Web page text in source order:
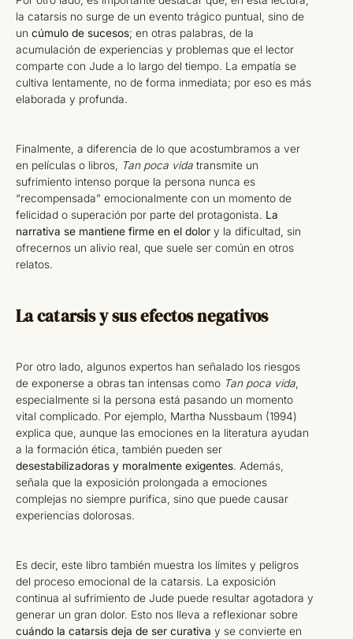
la catarsis no surge de un evento trágico puntual, sino de
un cúmulo de sucesos; en otras palabras, de la
acumulación de experiencias y problemas que el lector
comparte con Jude a lo largo del tiempo. La empatía se
cultiva lentamente, no de forma inmediata; por eso es más
elaborada y profunda.
Finalmente, a diferencia de lo que acostumbramos a ver
en películas o libros, Tan poca vida transmite un
sufrimiento intenso porque la persona nunca es
“recompensada” emocionalmente con un momento de
felicidad o superación por parte del protagonista. La
narrativa se mantiene firme en el dolor y la dificultad, sin
ofrecernos un alivio real, que suele ser común en otros
relatos.
La catarsis y sus efectos negativos
Por otro lado, algunos expertos han señalado los riesgos
de exponerse a obras tan intensas como Tan poca vida
especialmente si la persona está pasando un momento
vital complicado. Por ejemplo, Martha Nussbaum (1994)
explica que, aunque las emociones en la literatura ayudan
a la formación ética, también pueden ser
desestabilizadoras y moralmente exigentes. Además,
señala que la exposición prolongada a emociones
complejas no siempre purifica, sino que puede causar
experiencias dolorosas.
Es decir, este libro también muestra los límites y peligros
del proceso emocional de la catarsis. La exposición
continua al sufrimiento de Jude puede resultar agotadora y
generar un gran dolor. Esto nos lleva a reflexionar sobre
cuándo la catarsis deja de ser curativa y se convierte en